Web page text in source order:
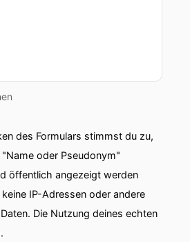
des Formulars stimmst du zu,
oder Pseudonym"
öffentlich angezeigt werden
IP-Adressen oder andere
Die Nutzung deines echten